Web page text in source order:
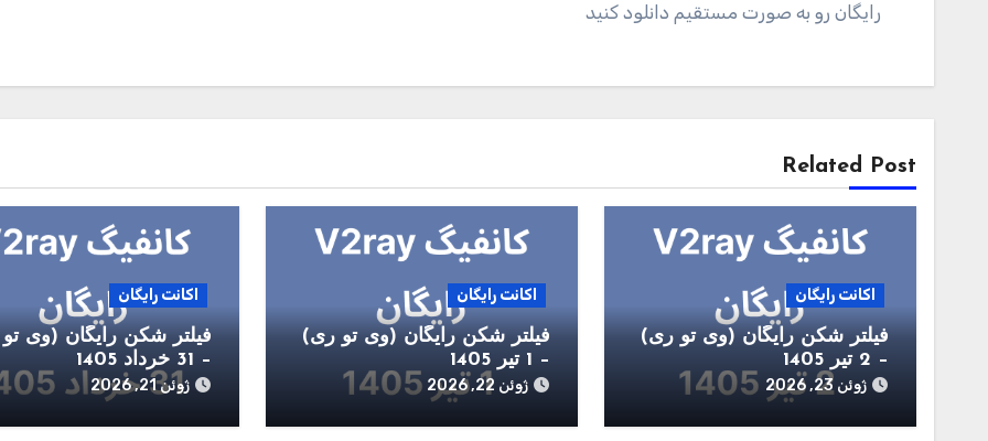
رایگان رو به صورت مستقیم دانلود کنید
راهبری
Related Post
اکانت رایگان
فیلتر شکن رایگان (وی تو ری)
– 2 تیر 1405
ژوئن 23, 2026
اکانت رایگان
فیلتر شکن رایگان (وی تو ری)
– 1 تیر 1405
ژوئن 22, 2026
اکانت رایگان
فیلتر شکن رایگان (وی
– 31 خرداد 1405
ژوئن 21, 2026